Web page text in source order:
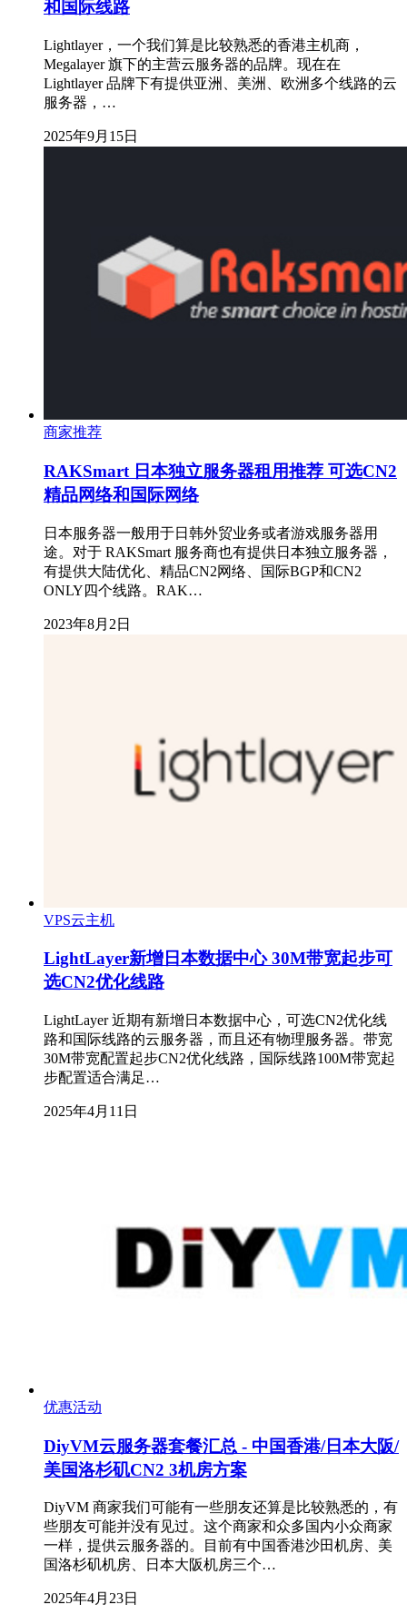
和国际线路
Lightlayer，一个我们算是比较熟悉的香港主机商，
Megalayer 旗下的主营云服务器的品牌。现在在
Lightlayer 品牌下有提供亚洲、美洲、欧洲多个线路的云
服务器，…
2025年9月15日
商家推荐
RAKSmart 日本独立服务器租用推荐 可选CN2
精品网络和国际网络
日本服务器一般用于日韩外贸业务或者游戏服务器用
途。对于 RAKSmart 服务商也有提供日本独立服务器，
有提供大陆优化、精品CN2网络、国际BGP和CN2
ONLY四个线路。RAK…
2023年8月2日
VPS云主机
LightLayer新增日本数据中心 30M带宽起步可
选CN2优化线路
LightLayer 近期有新增日本数据中心，可选CN2优化线
路和国际线路的云服务器，而且还有物理服务器。带宽
30M带宽配置起步CN2优化线路，国际线路100M带宽起
步配置适合满足…
2025年4月11日
优惠活动
DiyVM云服务器套餐汇总 - 中国香港/日本大阪/
美国洛杉矶CN2 3机房方案
DiyVM 商家我们可能有一些朋友还算是比较熟悉的，有
些朋友可能并没有见过。这个商家和众多国内小众商家
一样，提供云服务器的。目前有中国香港沙田机房、美
国洛杉矶机房、日本大阪机房三个…
2025年4月23日